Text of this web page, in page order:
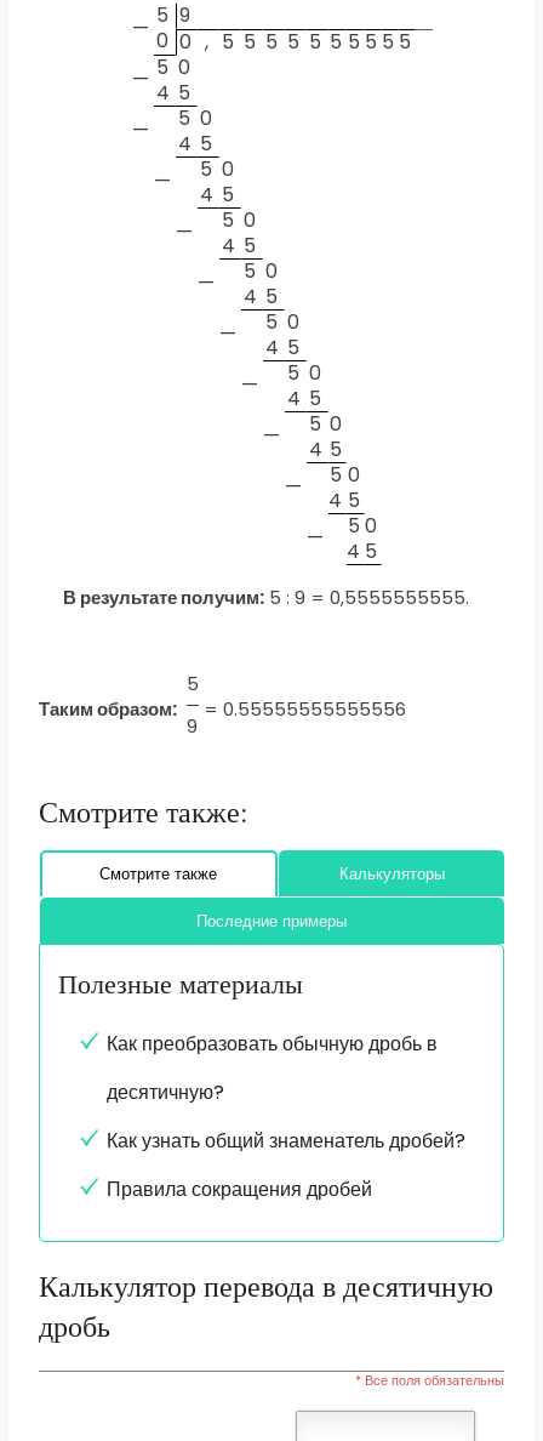
— 5 9
0 0 , 5 5 5 5 5 5 5 5 5 5
— 5 0
4 5
—
5 0
4 5
—
5 0
4 5
—
5 0
4 5
—
5 0
4 5
—
5 0
4 5
—
5 0
4 5
—
5 0
4 5
—
5 0
4 5
—
5 0
4 5
В результате получим:5 : 9 = 0,5555555555.
Таким образом:
5
9
= 0.55555555555556
Смотрите также:
Смотрите также Калькуляторы
Последние примеры
Полезные материалы
Как преобразовать обычную дробь в
десятичную?
Как узнать общий знаменатель дробей?
Правила сокращения дробей
Калькулятор перевода в десятичную
дробь
* Все поля обязательны